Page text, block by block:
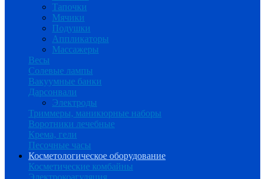
Тапочки
Мячики
Подушки
Аппликаторы
Массажеры
Весы
Солевые лампы
Вакуумные банки
Дарсонвали
Электроды
Триммеры, маникюрные наборы
Воротники лечебные
Крема, гели
Песочные часы
Косметологическое оборудование
Косметические комбайны
Электрокоагуляция